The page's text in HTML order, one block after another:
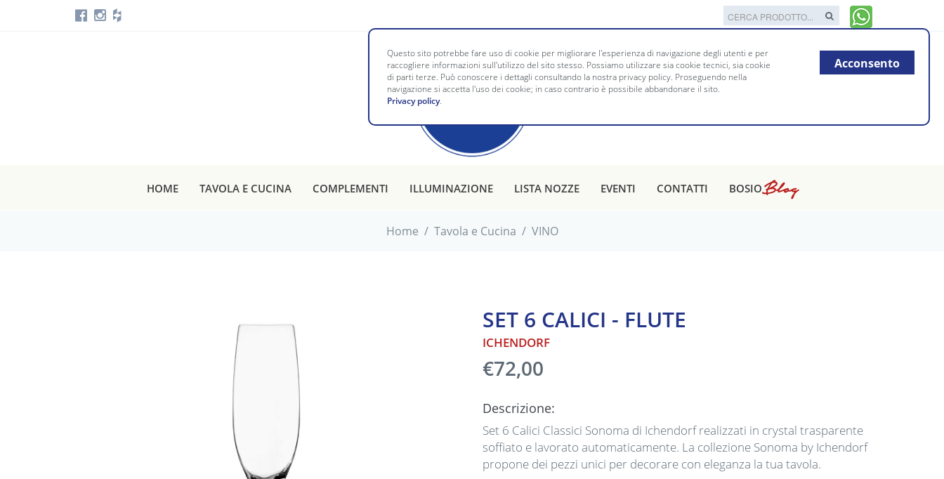
HOME TAVOLA E CUCINA COMPLEMENTI ILLUMINAZIONE LISTA NOZZE EVENTI CONTATTI BOSIOBlog
Home / Tavola e Cucina / VINO
SET 6 CALICI - FLUTE
ICHENDORF
€72,00
Descrizione:
Set 6 Calici Classici Sonoma di Ichendorf realizzati in crystal trasparente
soffiato e lavorato automaticamente. La collezione Sonoma by Ichendorf
propone dei pezzi unici per decorare con eleganza la tua tavola.
Questo sito potrebbe fare uso di cookie per migliorare l'esperienza di navigazione degli utenti e per
raccogliere informazioni sull'utilizzo del sito stesso. Possiamo utilizzare sia cookie tecnici, sia cookie
di parti terze. Può conoscere i dettagli consultando la nostra privacy policy. Proseguendo nella
navigazione si accetta l'uso dei cookie; in caso contrario è possibile abbandonare il sito.
Privacy policy.
Acconsento